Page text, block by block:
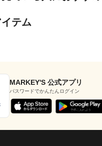
テム
MARKEY'S 公式アプリ
パスワードでかんたんログイン